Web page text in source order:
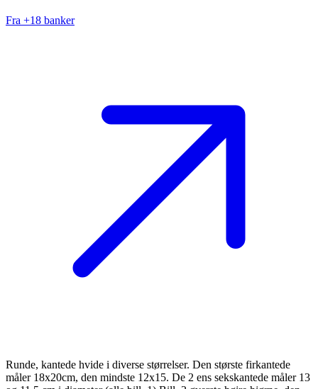
Fra +18 banker
Runde, kantede hvide i diverse størrelser. Den største firkantede
måler 18x20cm, den mindste 12x15. De 2 ens sekskantede måler 13